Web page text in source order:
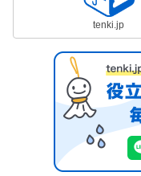
tenki.jp